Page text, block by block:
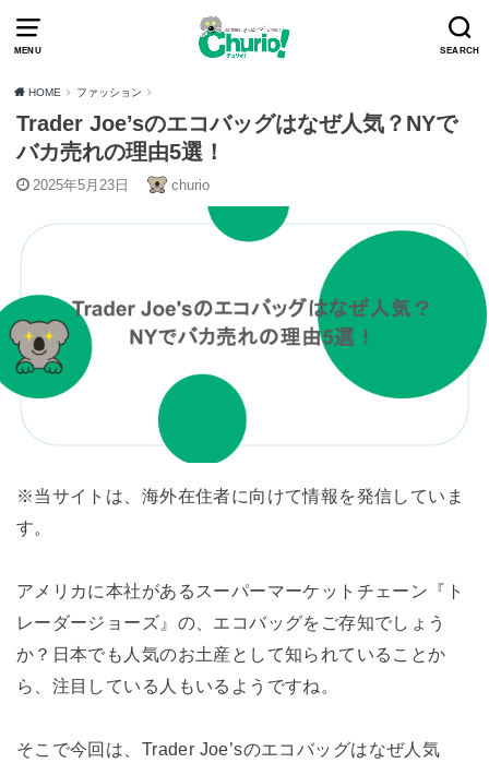
MENU SEARCH
HOME ファッション
Trader Joe’sのエコバッグはなぜ人気？NYで
バカ売れの理由5選！
2025年5月23日 churio
※当サイトは、海外在住者に向けて情報を発信していま
す。
アメリカに本社があるスーパーマーケットチェーン『ト
レーダージョーズ』の、エコバッグをご存知でしょう
か？日本でも人気のお土産として知られていることか
ら、注目している人もいるようですね。
そこで今回は、Trader Joe’sのエコバッグはなぜ人気